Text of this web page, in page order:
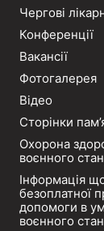
Чергові
Конференції
Вакансії
Фотогалерея
Відео
Сторінки
Охорона
воєнного
Інформація
безоплатної
допомоги в
воєнного